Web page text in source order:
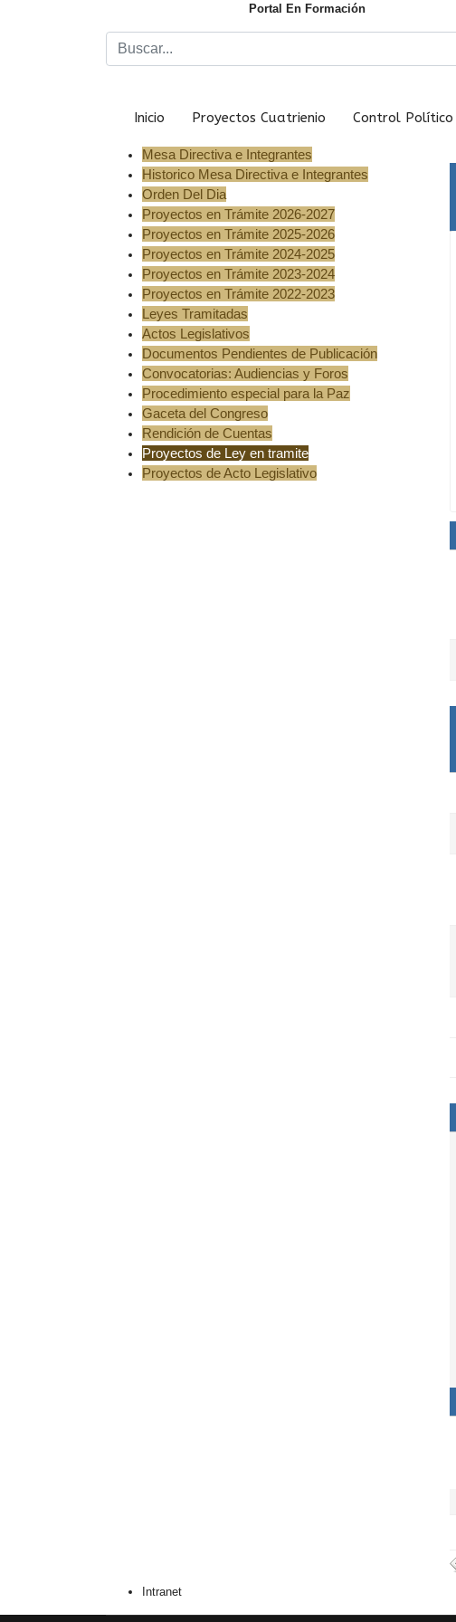
Portal En Formación
Inicio Proyectos Cuatrienio Control Político
Mesa Directiva e Integrantes
Historico Mesa Directiva e Integrantes
Orden Del Dia
Proyectos en Trámite 2026-2027
Proyectos en Trámite 2025-2026
Proyectos en Trámite 2024-2025
Proyectos en Trámite 2023-2024
Proyectos en Trámite 2022-2023
Leyes Tramitadas
Actos Legislativos
Documentos Pendientes de Publicación
Convocatorias: Audiencias y Foros
Procedimiento especial para la Paz
Gaceta del Congreso
Rendición de Cuentas
Proyectos de Ley en tramite
Proyectos de Acto Legislativo
Intranet